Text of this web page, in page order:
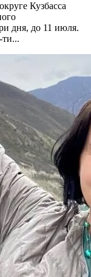
Кузбасса
дня, до 11 июля.